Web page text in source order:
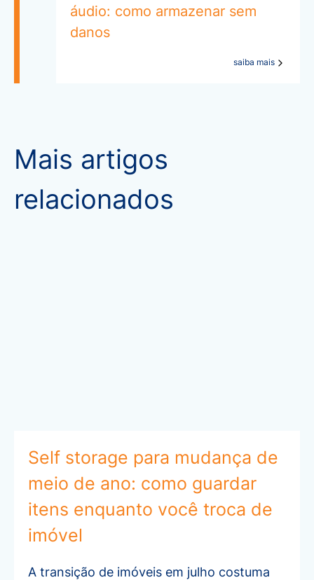
áudio: como armazenar sem
danos
saiba mais
Mais artigos
relacionados
Self storage para mudança de
meio de ano: como guardar
itens enquanto você troca de
imóvel
A transição de imóveis em julho costuma